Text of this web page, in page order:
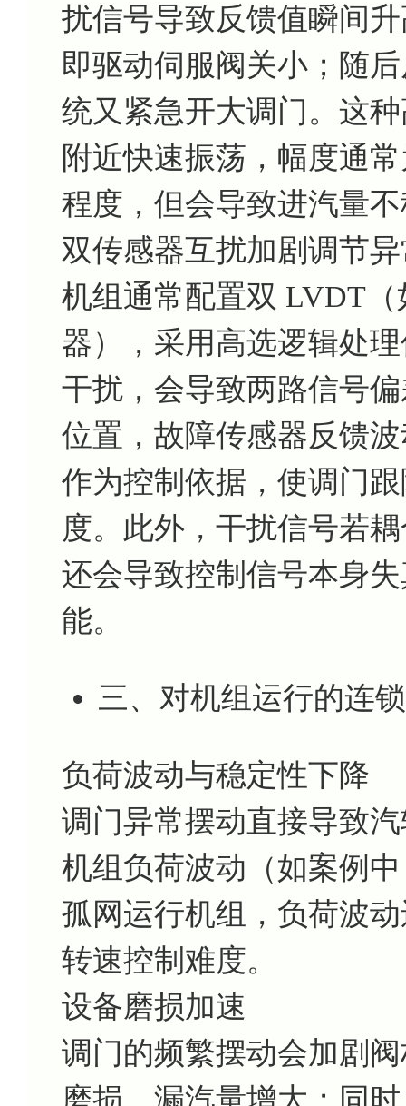
扰信号导致反馈值瞬间
即驱动伺服阀关小；随
统又紧急开大调门。这
附近快速振荡，幅度通
程度，但会导致进汽量
双传感器互扰加剧调节
机组通常配置双 LVDT
器），采用高选逻辑处
干扰，会导致两路信号
位置，故障传感器反馈
作为控制依据，使调门
度。此外，干扰信号若
还会导致控制信号本身
能。
三、对机组运行的连
负荷波动与稳定性下降
调门异常摆动直接导致
机组负荷波动（如案例
孤网运行机组，负荷波
转速控制难度。
设备磨损加速
调门的频繁摆动会加剧
磨损、漏汽量增大；同